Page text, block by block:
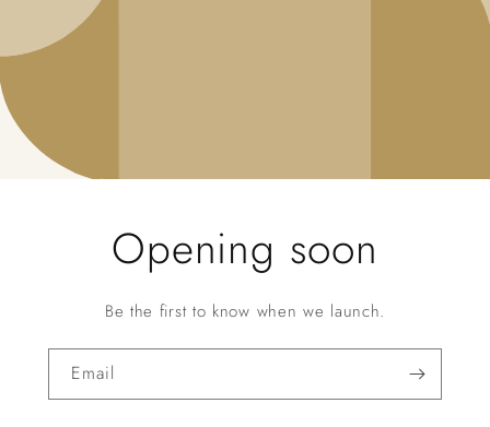
Opening soon
Be the first to know when we launch.
Email